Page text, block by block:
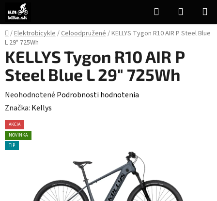
obsah
Hľadať
KOŠÍK
Domov
/Elektrobicykle/Celoodpružené/KELLYS Tygon R10 AIR P Steel Blue
L 29" 725Wh
KELLYS Tygon R10 AIR P
Steel Blue L 29" 725Wh
Priemerné
hodnotenie
produktu
je
0,0
hviezdičiek.
Neohodnotené Podrobnosti hodnotenia
Značka: Kellys
AKCIA
NOVINKA
TIP